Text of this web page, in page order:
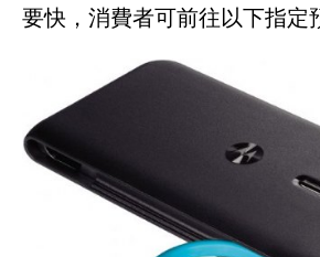
要快，消費者可前往以下指定